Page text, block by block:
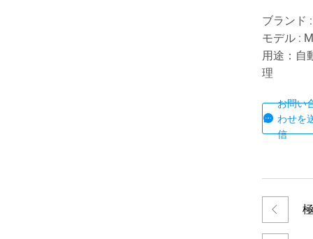
ブランド
モデル :
用途：自
理
お問い
わせを
信